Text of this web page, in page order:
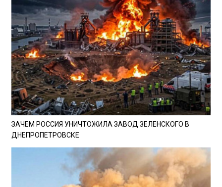
ЗАЧЕМ РОССИЯ УНИЧТОЖИЛА ЗАВОД ЗЕЛЕНСКОГО В
ДНЕПРОПЕТРОВСКЕ